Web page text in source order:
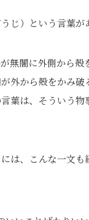
じ）という言葉が
無闇に外側から
外から殻をかみ
葉は、そういう
は、こんな一文も